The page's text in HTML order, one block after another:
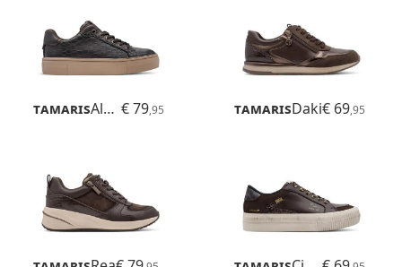
Tamaris Alexia € 79,95 TamarisDaki€ 69,95